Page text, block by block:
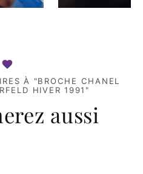
À "BROCHE CHANEL
HIVER 1991"
aussi